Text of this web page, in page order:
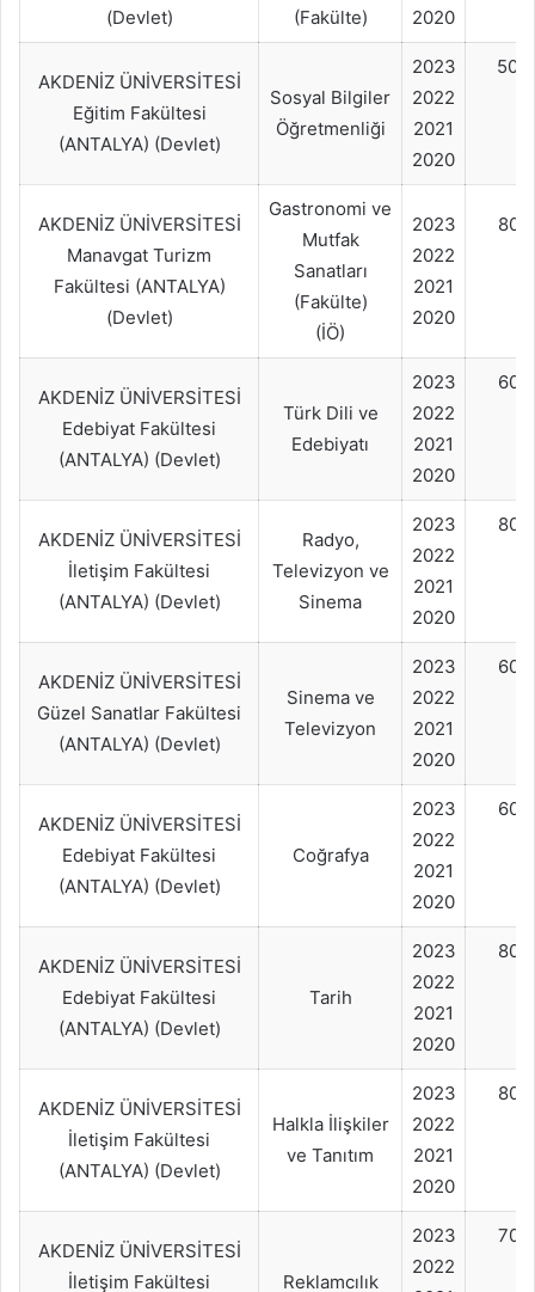
(Devlet)
(Fakülte)
2020
AKDENİZ ÜNİVERSİTESİ
Eğitim Fakültesi
(ANTALYA) (Devlet)
Sosyal Bilgiler
Öğretmenliği
2023
2022
2021
2020
AKDENİZ ÜNİVERSİTESİ
Manavgat Turizm
Fakültesi (ANTALYA)
(Devlet)
Gastronomi ve
Mutfak
Sanatları
(Fakülte)
(İÖ)
2023
2022
2021
2020
AKDENİZ ÜNİVERSİTESİ
Edebiyat Fakültesi
(ANTALYA) (Devlet)
Türk Dili ve
Edebiyatı
2023
2022
2021
2020
AKDENİZ ÜNİVERSİTESİ
İletişim Fakültesi
(ANTALYA) (Devlet)
Radyo,
Televizyon ve
Sinema
2023
2022
2021
2020
AKDENİZ ÜNİVERSİTESİ
Güzel Sanatlar Fakültesi
(ANTALYA) (Devlet)
Sinema ve
Televizyon
2023
2022
2021
2020
AKDENİZ ÜNİVERSİTESİ
Edebiyat Fakültesi
(ANTALYA) (Devlet)
Coğrafya
2023
2022
2021
2020
AKDENİZ ÜNİVERSİTESİ
Edebiyat Fakültesi
(ANTALYA) (Devlet)
Tarih
2023
2022
2021
2020
AKDENİZ ÜNİVERSİTESİ
İletişim Fakültesi
(ANTALYA) (Devlet)
Halkla İlişkiler
ve Tanıtım
2023
2022
2021
2020
AKDENİZ ÜNİVERSİTESİ
İletişim Fakültesi
Reklamcılık
2023
2022